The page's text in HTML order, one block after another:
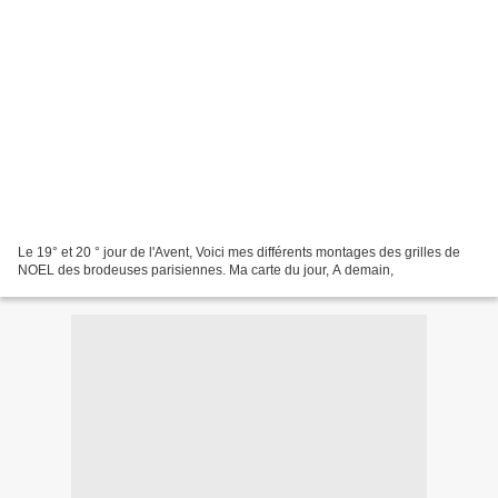
Le 19° et 20 ° jour de l'Avent, Voici mes différents montages des grilles de
NOEL des brodeuses parisiennes. Ma carte du jour, A demain,